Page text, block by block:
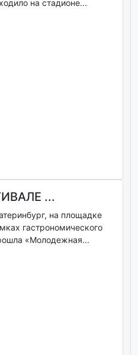
на стадионе...
...
на площадке
гастрономического
«Молодежная...